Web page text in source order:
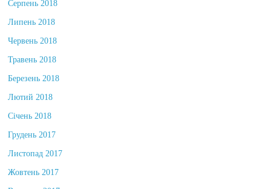
Серпень 2018
Липень 2018
Червень 2018
Травень 2018
Березень 2018
Лютий 2018
Січень 2018
Грудень 2017
Листопад 2017
Жовтень 2017